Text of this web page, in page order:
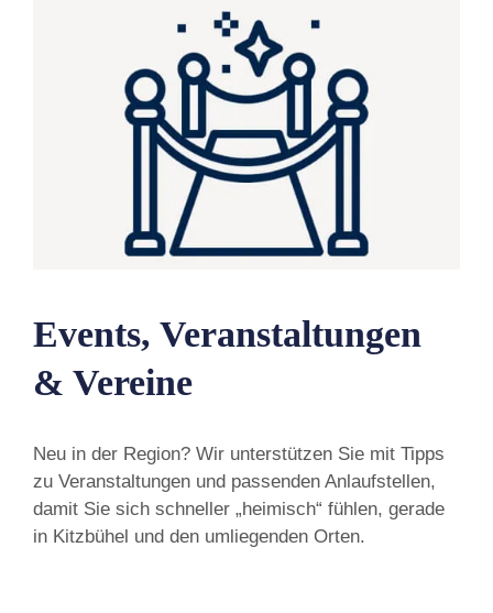
Events, Veranstaltungen
& Vereine
Neu in der Region? Wir unterstützen Sie mit Tipps
zu Veranstaltungen und passenden Anlaufstellen,
damit Sie sich schneller „heimisch“ fühlen, gerade
in Kitzbühel und den umliegenden Orten.